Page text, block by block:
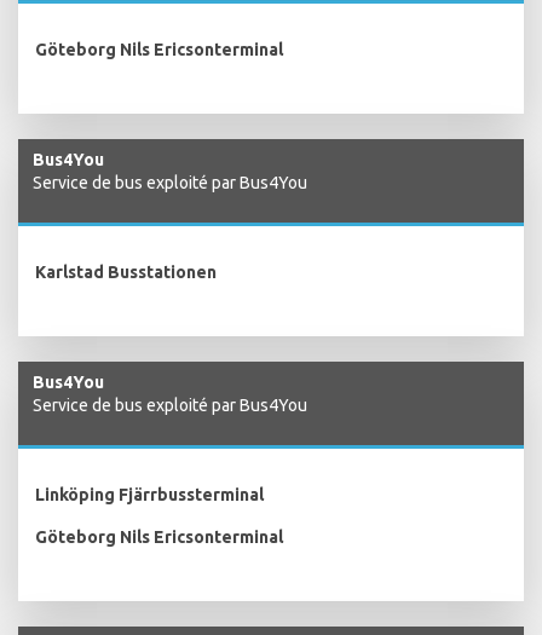
Göteborg Nils Ericsonterminal
Bus4You
Service de bus exploité par Bus4You
Karlstad Busstationen
Bus4You
Service de bus exploité par Bus4You
Linköping Fjärrbussterminal
Göteborg Nils Ericsonterminal